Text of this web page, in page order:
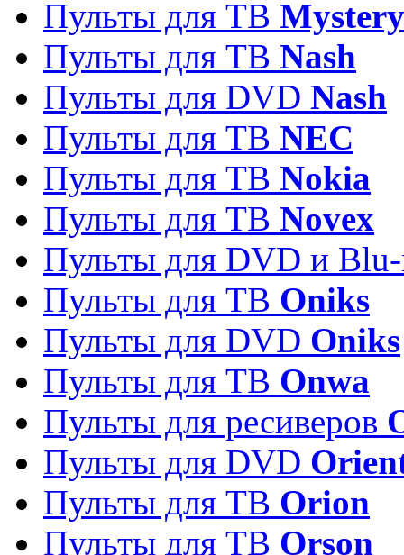
Пульты для ТВ Mystery
Пульты для ТВ Nash
Пульты для DVD Nash
Пульты для ТВ NEC
Пульты для ТВ Nokia
Пульты для ТВ Novex
Пульты для DVD и
Пульты для ТВ Oniks
Пульты для DVD Oniks
Пульты для ТВ Onwa
Пульты для ресиверов
Пульты для DVD
Пульты для ТВ Orion
Пульты для ТВ Orson